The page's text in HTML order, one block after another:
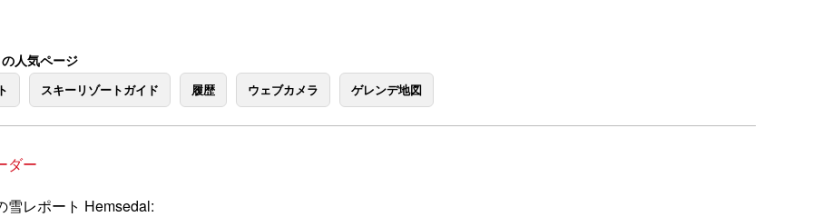
人気ページ
スキーリゾートガイド 履歴 ウェブカメラ ゲレンデ地図
ダー
雪レポート Hemsedal: